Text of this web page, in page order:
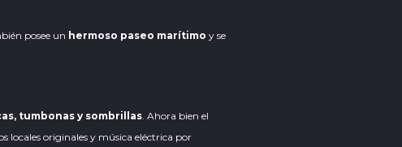
posee un hermoso paseo marítimo y se
tumbonas y sombrillas. Ahora bien el
locales originales y música eléctrica por